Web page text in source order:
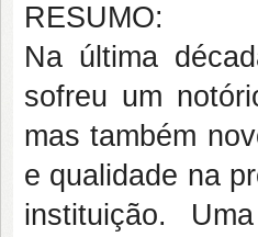
RESUMO:
Na última
sofreu um
mas também
e qualidade na
instituição.